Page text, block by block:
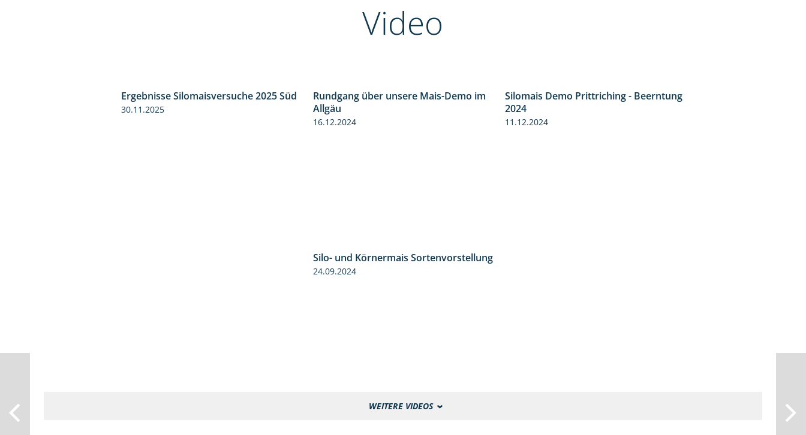
Video
Ergebnisse Silomaisversuche 2025 Süd
30.11.2025
Rundgang über unsere Mais-Demo im
Allgäu
16.12.2024
Silomais Demo Prittriching - Beerntung
2024
11.12.2024
Silo- und Körnermais Sortenvorstellung
24.09.2024
WEITERE VIDEOS